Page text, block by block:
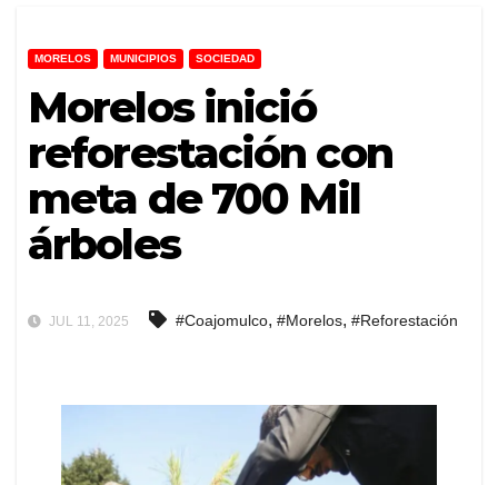
MORELOS MUNICIPIOS SOCIEDAD
Morelos inició
reforestación con
meta de 700 Mil
árboles
JUL 11, 2025 #Coajomulco, #Morelos, #Reforestación